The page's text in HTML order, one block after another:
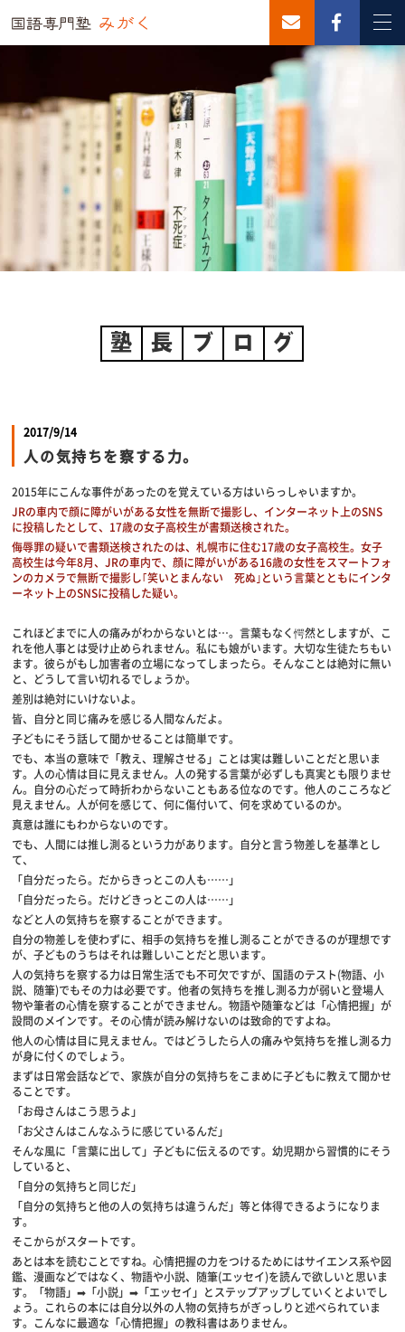
塾 長 ブ ロ グ
2017/9/14
人の気持ちを察する力。
2015年にこんな事件があったのを覚えている方はいらっしゃいますか。
JRの車内で顔に障がいがある女性を無断で撮影し、インターネット上のSNS
に投稿したとして、17歳の女子高校生が書類送検された。
侮辱罪の疑いで書類送検されたのは、札幌市に住む17歳の女子高校生。女子
高校生は今年8月、JRの車内で、顔に障がいがある16歳の女性をスマートフォ
ンのカメラで無断で撮影し｢笑いとまんない 死ぬ｣という言葉とともにインタ
ーネット上のSNSに投稿した疑い。
これほどまでに人の痛みがわからないとは…。言葉もなく愕然としますが、こ
れを他人事とは受け止められません。私にも娘がいます。大切な生徒たちもい
ます。彼らがもし加害者の立場になってしまったら。そんなことは絶対に無い
と、どうして言い切れるでしょうか。
差別は絶対にいけないよ。
皆、自分と同じ痛みを感じる人間なんだよ。
子どもにそう話して聞かせることは簡単です。
でも、本当の意味で「教え、理解させる」ことは実は難しいことだと思いま
す。人の心情は目に見えません。人の発する言葉が必ずしも真実とも限りませ
ん。自分の心だって時折わからないこともある位なのです。他人のこころなど
見えません。人が何を感じて、何に傷付いて、何を求めているのか。
真意は誰にもわからないのです。
でも、人間には推し測るという力があります。自分と言う物差しを基準とし
て、
「自分だったら。だからきっとこの人も……」
「自分だったら。だけどきっとこの人は……」
などと人の気持ちを察することができます。
自分の物差しを使わずに、相手の気持ちを推し測ることができるのが理想です
が、子どものうちはそれは難しいことだと思います。
人の気持ちを察する力は日常生活でも不可欠ですが、国語のテスト(物語、小
説、随筆)でもその力は必要です。他者の気持ちを推し測る力が弱いと登場人
物や筆者の心情を察することができません。物語や随筆などは「心情把握」が
設問のメインです。その心情が読み解けないのは致命的ですよね。
他人の心情は目に見えません。ではどうしたら人の痛みや気持ちを推し測る力
が身に付くのでしょう。
まずは日常会話などで、家族が自分の気持ちをこまめに子どもに教えて聞かせ
ることです。
「お母さんはこう思うよ」
「お父さんはこんなふうに感じているんだ」
そんな風に「言葉に出して」子どもに伝えるのです。幼児期から習慣的にそう
していると、
「自分の気持ちと同じだ」
「自分の気持ちと他の人の気持ちは違うんだ」等と体得できるようになりま
す。
そこからがスタートです。
あとは本を読むことですね。心情把握の力をつけるためにはサイエンス系や図
鑑、漫画などではなく、物語や小説、随筆(エッセイ)を読んで欲しいと思いま
す。「物語」➡「小説」➡「エッセイ」とステップアップしていくとよいでし
ょう。これらの本には自分以外の人物の気持ちがぎっしりと述べられていま
す。こんなに最適な「心情把握」の教科書はありません。